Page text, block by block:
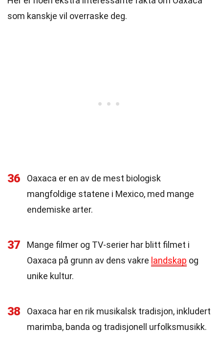
som kanskje vil overraske deg.
36
Oaxaca er en av de mest biologisk
mangfoldige statene i Mexico, med mange
endemiske arter.
37
Mange filmer og TV-serier har blitt filmet i
Oaxaca på grunn av dens vakre landskap og
unike kultur.
38
Oaxaca har en rik musikalsk tradisjon, inkludert
marimba, banda og tradisjonell urfolksmusikk.